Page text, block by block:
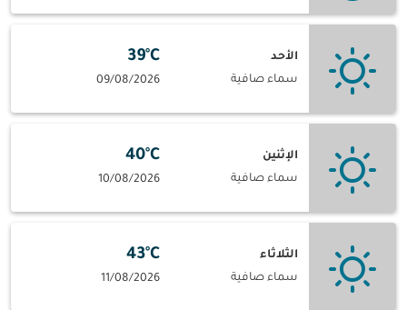
الأحد
سماء صافية
39°C
09/08/2026
الإثنين
سماء صافية
40°C
10/08/2026
الثلاثاء
سماء صافية
43°C
11/08/2026